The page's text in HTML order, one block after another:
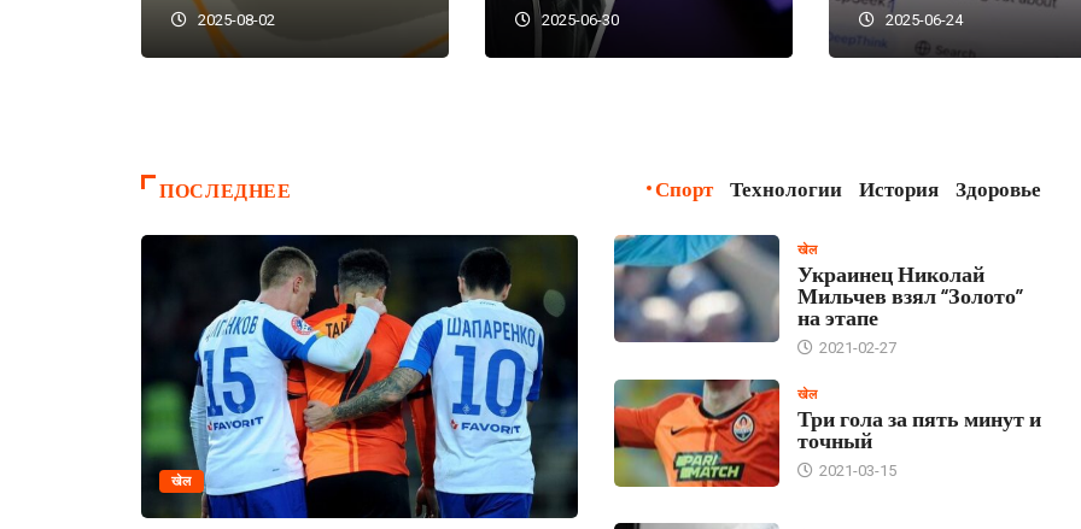
2025-08-02 2025-06-30 2025-06-24
ПОСЛЕДНЕЕ Спорт Технологии История Здоровье
खेल
खेल
Украинец Николай
Мильчев взял “Золото”
на этапе
2021-02-27
खेल
Три гола за пять минут и
точный
2021-03-15